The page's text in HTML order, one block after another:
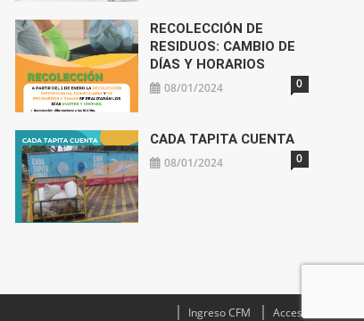
RECOLECCIÓN DE
RESIDUOS: CAMBIO DE
DÍAS Y HORARIOS
08/01/2024 0
CADA TAPITA CUENTA
08/01/2024 0
Ingreso CFM Acceso